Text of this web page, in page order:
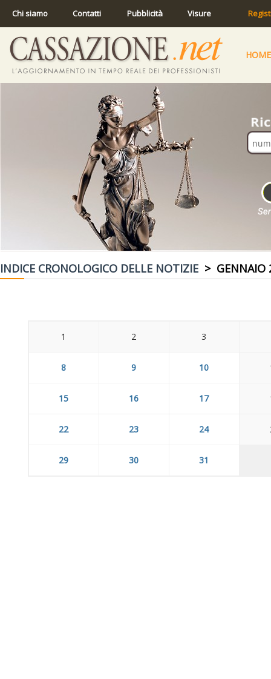
Chi siamo Contatti Pubblicità Visure
HOME
INDICE CRONOLOGICO DELLE NOTIZIE > GENNAIO
1 2 3
8 9 10
15 16 17
22 23 24
29 30 31